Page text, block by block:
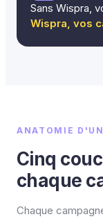
Sans Wispra,
Wispra, vos
ANATOMIE
Cinq
chaque
Chaque